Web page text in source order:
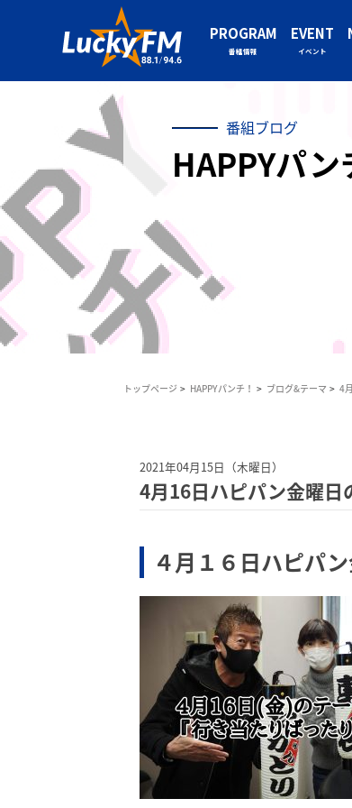
PROGRAM
番組情報
EVENT
イベント
番組ブログ
HAPPYパン
トップページ HAPPYパンチ！ ブログ&テーマ 4
2021年04月15日（木曜日）
4月16日ハピパン金曜日
４月１６日ハピパ